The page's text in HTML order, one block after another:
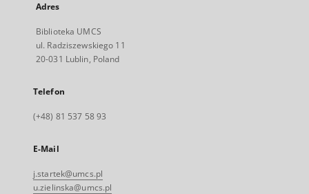
Adres
Biblioteka UMCS
ul. Radziszewskiego 11
20-031 Lublin, Poland
Telefon
(+48) 81 537 58 93
E-Mail
j.startek@umcs.pl
u.zielinska@umcs.pl